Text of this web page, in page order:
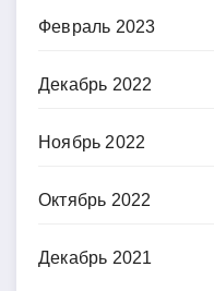
Февраль 2023
Декабрь 2022
Ноябрь 2022
Октябрь 2022
Декабрь 2021